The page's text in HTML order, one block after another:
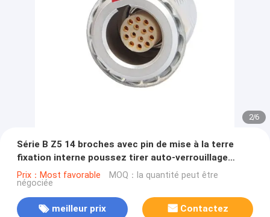
2/6
Série B Z5 14 broches avec pin de mise à la terre
fixation interne poussez tirer auto-verrouillage
connecteur
Prix：Most favorable MOQ：la quantité peut être
négociée
meilleur prix Contactez